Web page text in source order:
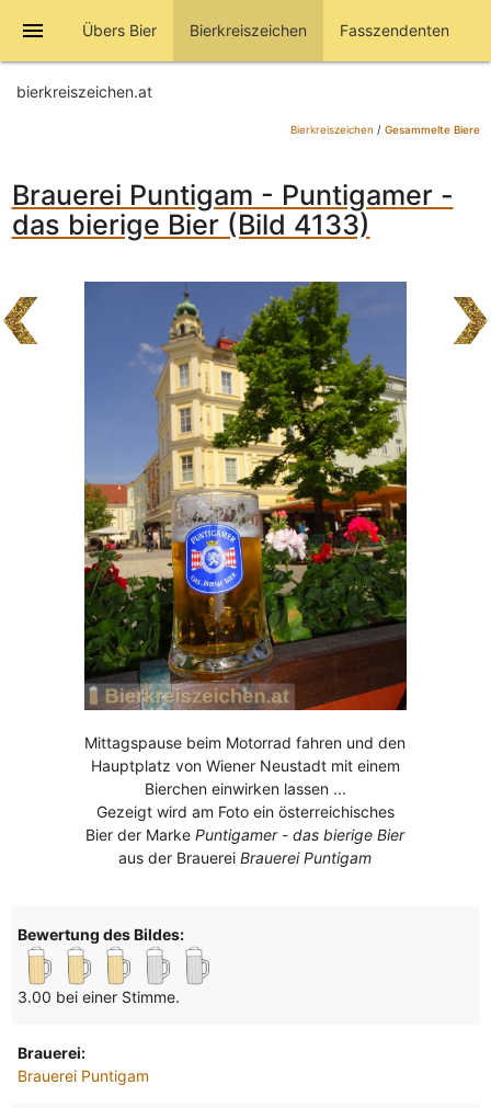
menu Übers Bier Bierkreiszeichen Fasszendenten
bierkreiszeichen.at
Bierkreiszeichen / Gesammelte Biere
Brauerei Puntigam - Puntigamer -
das bierige Bier (Bild 4133)
Mittagspause beim Motorrad fahren und den
Hauptplatz von Wiener Neustadt mit einem
Bierchen einwirken lassen ...
Gezeigt wird am Foto ein österreichisches
Bier der MarkePuntigamer - das bierige Bier
aus der BrauereiBrauerei Puntigam
Bewertung des Bildes:
3.00 bei einer Stimme.
Brauerei:
Brauerei Puntigam